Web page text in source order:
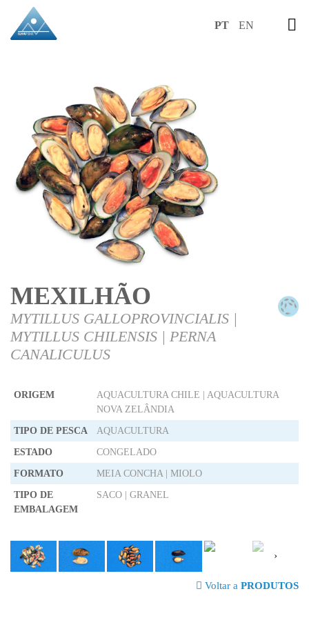
PT EN
MEXILHÃO
MYTILLUS GALLOPROVINCIALIS |
MYTILLUS CHILENSIS | PERNA
CANALICULUS
ORIGEM
AQUACULTURA CHILE | AQUACULTURA
NOVA ZELÂNDIA
TIPO DE PESCA AQUACULTURA
ESTADO CONGELADO
FORMATO MEIA CONCHA | MIOLO
TIPO DE
EMBALAGEM
SACO | GRANEL
›
Voltar a PRODUTOS